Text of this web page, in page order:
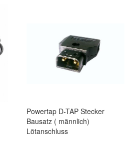
Powertap D-TAP Stecker
Bausatz ( männlich)
Lötanschluss